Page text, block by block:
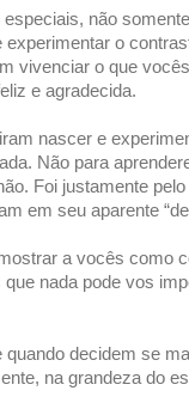
não
o
vivenciar o que
e agradecida.
nascer e
Não para
Foi justamente
em seu aparente
a vocês como
nada pode vos
quando decidem se
na grandeza do